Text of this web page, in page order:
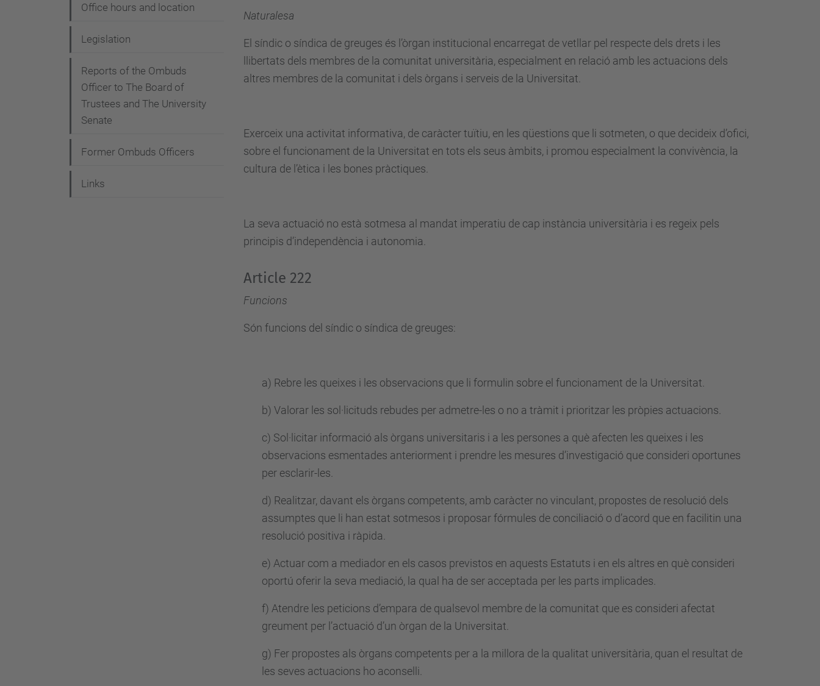
Naturalesa
El síndic o síndica de greuges és l’òrgan institucional encarregat de vetllar pel respecte dels drets i les
llibertats dels membres de la comunitat universitària, especialment en relació amb les actuacions dels
altres membres de la comunitat i dels òrgans i serveis de la Universitat.
Exerceix una activitat informativa, de caràcter tuïtiu, en les qüestions que li sotmeten, o que decideix d’ofici,
sobre el funcionament de la Universitat en tots els seus àmbits, i promou especialment la convivència, la
cultura de l’ètica i les bones pràctiques.
La seva actuació no està sotmesa al mandat imperatiu de cap instància universitària i es regeix pels
principis d’independència i autonomia.
Article 222
Funcions
Són funcions del síndic o síndica de greuges:
a) Rebre les queixes i les observacions que li formulin sobre el funcionament de la Universitat.
b) Valorar les sol·licituds rebudes per admetre-les o no a tràmit i prioritzar les pròpies actuacions.
c) Sol·licitar informació als òrgans universitaris i a les persones a què afecten les queixes i les
observacions esmentades anteriorment i prendre les mesures d’investigació que consideri oportunes
per esclarir-les.
d) Realitzar, davant els òrgans competents, amb caràcter no vinculant, propostes de resolució dels
assumptes que li han estat sotmesos i proposar fórmules de conciliació o d’acord que en facilitin una
resolució positiva i ràpida.
e) Actuar com a mediador en els casos previstos en aquests Estatuts i en els altres en què consideri
oportú oferir la seva mediació, la qual ha de ser acceptada per les parts implicades.
f) Atendre les peticions d’empara de qualsevol membre de la comunitat que es consideri afectat
greument per l’actuació d’un òrgan de la Universitat.
g) Fer propostes als òrgans competents per a la millora de la qualitat universitària, quan el resultat de
les seves actuacions ho aconselli.
t
o
Office hours and location
Legislation
Reports of the Ombuds
Officer to The Board of
Trustees and The University
Senate
Former Ombuds Officers
Links